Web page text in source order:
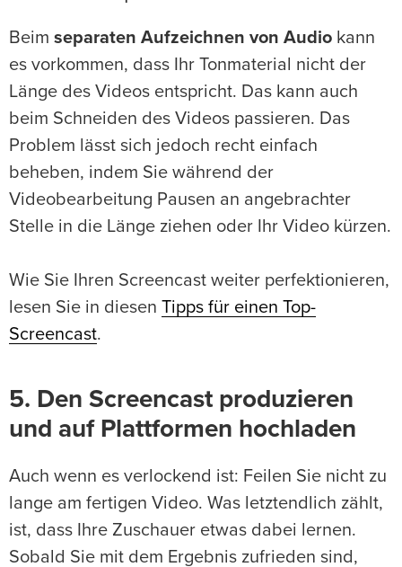
Beim separaten Aufzeichnen von Audio kann
es vorkommen, dass Ihr Tonmaterial nicht der
Länge des Videos entspricht. Das kann auch
beim Schneiden des Videos passieren. Das
Problem lässt sich jedoch recht einfach
beheben, indem Sie während der
Videobearbeitung Pausen an angebrachter
Stelle in die Länge ziehen oder Ihr Video kürzen.
Wie Sie Ihren Screencast weiter perfektionieren,
lesen Sie in diesen Tipps für einen Top-
Screencast.
5. Den Screencast produzieren
und auf Plattformen hochladen
Auch wenn es verlockend ist: Feilen Sie nicht zu
lange am fertigen Video. Was letztendlich zählt,
ist, dass Ihre Zuschauer etwas dabei lernen.
Sobald Sie mit dem Ergebnis zufrieden sind,